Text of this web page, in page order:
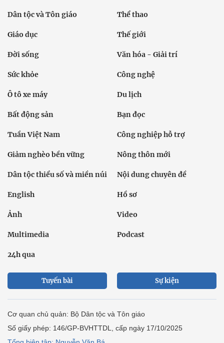
Dân tộc và Tôn giáo Thể thao
Giáo dục Thế giới
Đời sống Văn hóa - Giải trí
Sức khỏe Công nghệ
Ô tô xe máy Du lịch
Bất động sản Bạn đọc
Tuần Việt Nam Công nghiệp hỗ trợ
Giảm nghèo bền vững Nông thôn mới
Dân tộc thiểu số và miền núi Nội dung chuyên đề
English Hồ sơ
Ảnh Video
Multimedia Podcast
24h qua
Tuyến bài Sự kiện
Cơ quan chủ quản: Bộ Dân tộc và Tôn giáo
Số giấy phép: 146/GP-BVHTTDL, cấp ngày 17/10/2025